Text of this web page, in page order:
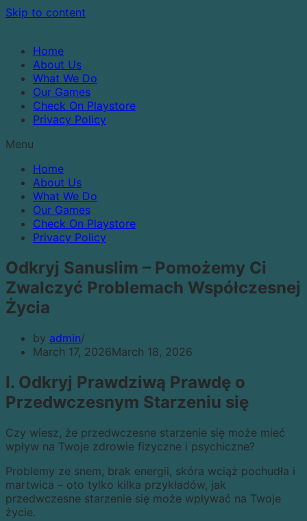
Skip to content
Home
About Us
What We Do
Our Games
Check On Playstore
Privacy Policy
Menu
Home
About Us
What We Do
Our Games
Check On Playstore
Privacy Policy
Odkryj Sanuslim – Pomożemy Ci
Zwalczyć Problemach Współczesnej
Życia
by admin
March 17, 2026March 18, 2026
I. Odkryj Prawdziwą Prawdę o
Przedwczesnym Starzeniu się
Czy wiesz, że przedwczesne starzenie się może mieć
wpływ na Twoje zdrowie fizyczne i psychiczne?
Problemy ze snem, brak energii, skóra wciąż pochudła i
martwica – oto tylko kilka przykładów, jak
przedwczesne starzenie się może wpływać na Twoje
życie.